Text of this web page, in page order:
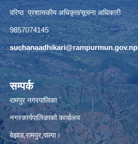
वरिष्ठ प्रशासकीय अधिकृत/सूचना अधिकारी
9857074145
suchanaadhikari@rampurmun.gov.np
सम्पर्क
रामपुर नगरपालिका
नगरकार्यपालिकाको कार्यालय
बेझाड,रामपुर,पाल्पा।